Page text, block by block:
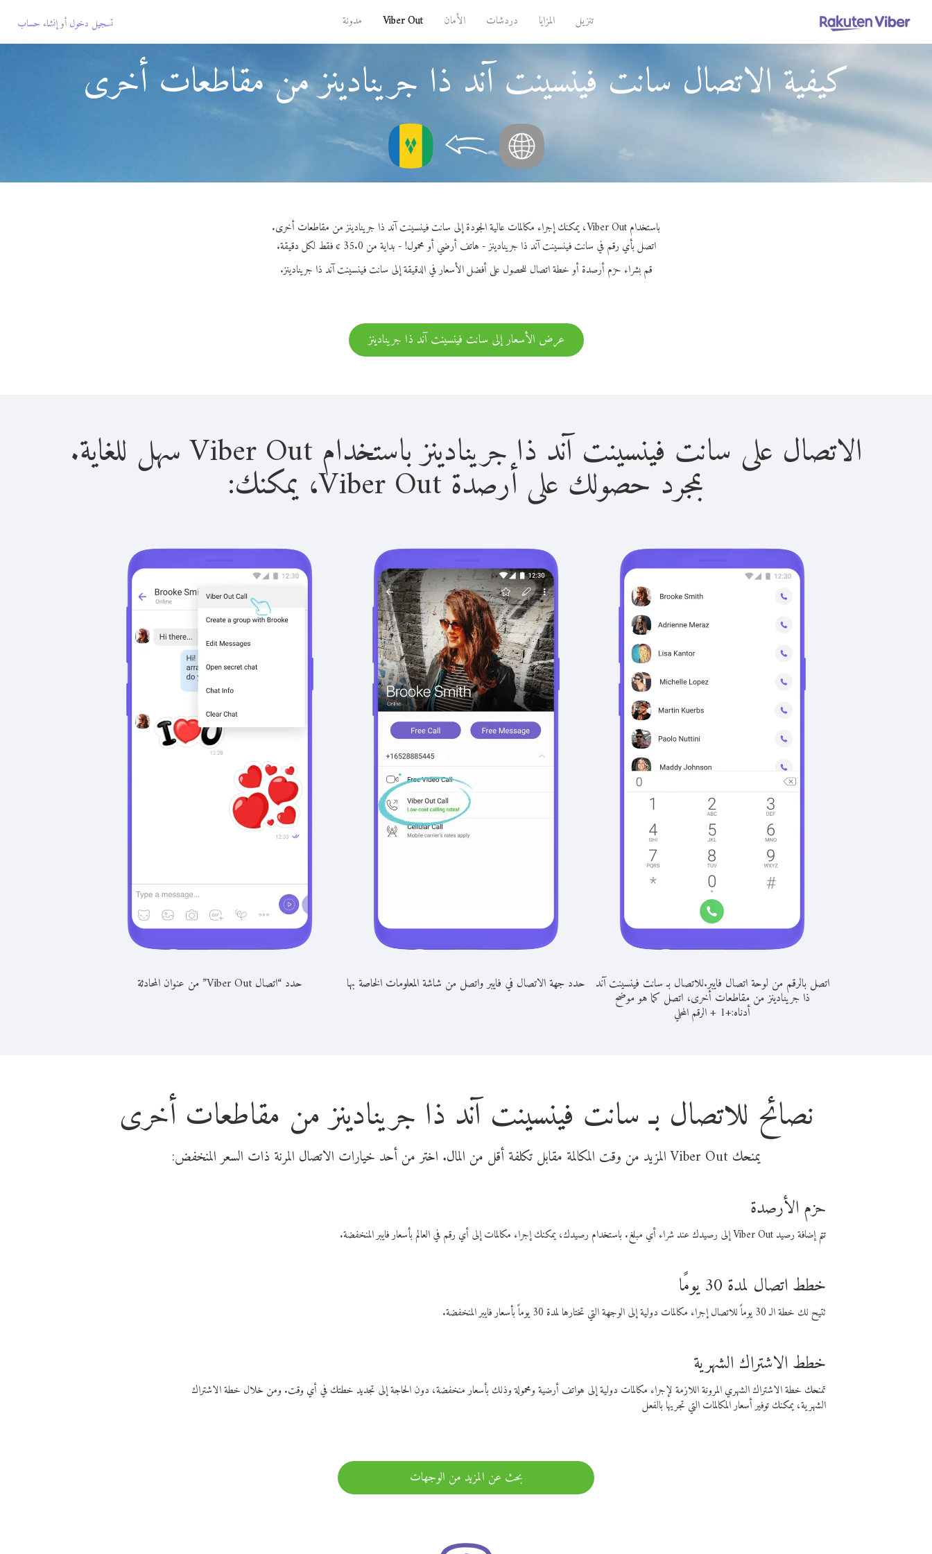
تنزيل المزايا دردشات الأمان Viber Out مدونة تسجيل دخول أوإنشاء حساب
كيفية الاتصال سانت فينسينت آند ذا جرينادينز من مقاطعات أخرى
باستخدام Viber Out، يمكنك إجراء مكالمات عالية الجودة إلى سانت فينسينت آند ذا جرينادينز من مقاطعات أخرى.
اتصل بأي رقم في سانت فينسينت آند ذا جرينادينز - هاتف أرضي أو محمول! - بداية من 35.0 ¢ فقط لكل دقيقة.
قم بشراء حزم أرصدة أو خطة اتصال للحصول على أفضل الأسعار في الدقيقة إلى سانت فينسينت آند ذا جرينادينز.
عرض الأسعار إلى سانت فينسينت آند ذا جرينادينز
الاتصال على سانت فينسينت آند ذا جرينادينز باستخدام Viber Out سهل للغاية.
بمجرد حصولك على أرصدة Viber Out، يمكنك:
اتصل بالرقم من لوحة اتصال فايبر.للاتصال بـ سانت فينسينت آند
ذا جرينادينز من مقاطعات أخرى، اتصل كما هو موضح
أدناه:+
1
+الرقم المحلي
حدد جهة الاتصال في فايبر واتصل من شاشة المعلومات الخاصة بها حدد “اتصال Viber Out” من عنوان المحادثة
نصائح للاتصال بـ سانت فينسينت آند ذا جرينادينز من مقاطعات أخرى
يمنحك Viber Out المزيد من وقت المكالمة مقابل تكلفة أقل من المال. اختر من أحد خيارات الاتصال المرنة ذات السعر المنخفض:
حزم الأرصدة
تتم إضافة رصيد Viber Out إلى رصيدك عند شراء أي مبلغ. باستخدام رصيدك، يمكنك إجراء مكالمات إلى أي رقم في العالم بأسعار فايبر المنخفضة.
خطط اتصال لمدة 30 يومًا
تتيح لك خطة الـ 30 يوماً للاتصال إجراء مكالمات دولية إلى الوجهة التي تختارها لمدة 30 يوماً بأسعار فايبر المنخفضة.
خطط الاشتراك الشهرية
تمنحك خطة الاشتراك الشهري المرونة اللازمة لإجراء مكالمات دولية إلى هواتف أرضية ومحمولة وذلك بأسعار منخفضة، دون الحاجة إلى تجديد خطتك في أي وقت. ومن خلال خطة الاشتراك
الشهرية، يمكنك توفير أسعار المكالمات التي تجريها بالفعل
بحث عن المزيد من الوجهات